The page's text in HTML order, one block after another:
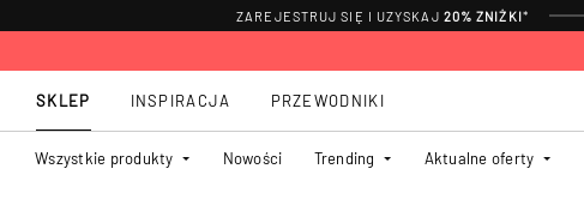
ZAREJESTRUJ SIĘ I UZYSKAJ 20% ZNIŻKI*
SKLEP
Wszystkie produkty Nowości Trending Aktualne oferty
INSPIRACJA PRZEWODNIKI